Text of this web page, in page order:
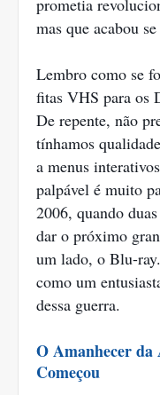
prometia
mas que acabou
Lembro como se
fitas VHS para os
De repente, não
tínhamos
a menus
palpável é muito
2006, quando
dar o próximo
um lado, o Blu-
como um
dessa guerra.
O Amanhecer
Começou